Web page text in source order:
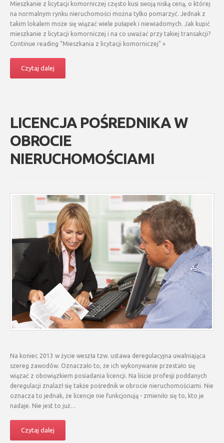
Mieszkanie z licytacji komorniczej często kusi swoją niską ceną, o której
na normalnym rynku nieruchomości można tylko pomarzyć. Jednak z
takim lokalem może się wiązać wiele pułapek i niewiadomych. Jak kupić
mieszkanie z licytacji komorniczej i na co uważać przy takiej transakcji?
Continue reading “Mieszkania z licytacji komorniczej” »
Czytaj dalej
LICENCJA POŚREDNIKA W
OBROCIE
NIERUCHOMOŚCIAMI
Na koniec 2013 w życie weszła tzw. ustawa deregulacyjna uwalniająca
szereg zawodów. Oznaczało to, że ich wykonywanie przestało się
wiązać z obowiązkiem posiadania licencji. Na liście profesji poddanych
deregulacji znalazł się także pośrednik w obrocie nieruchomościami. Nie
oznacza to jednak, że licencje nie funkcjonują - zmieniło się to, kto je
nadaje. Nie jest to już…
Czytaj dalej